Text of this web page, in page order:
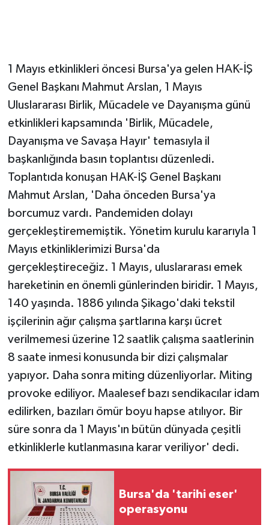
1 Mayıs etkinlikleri öncesi Bursa'ya gelen HAK-İŞ
Genel Başkanı Mahmut Arslan, 1 Mayıs
Uluslararası Birlik, Mücadele ve Dayanışma günü
etkinlikleri kapsamında 'Birlik, Mücadele,
Dayanışma ve Savaşa Hayır' temasıyla il
başkanlığında basın toplantısı düzenledi.
Toplantıda konuşan HAK-İŞ Genel Başkanı
Mahmut Arslan, 'Daha önceden Bursa'ya
borcumuz vardı. Pandemiden dolayı
gerçekleştirememiştik. Yönetim kurulu kararıyla 1
Mayıs etkinliklerimizi Bursa'da
gerçekleştireceğiz. 1 Mayıs, uluslararası emek
hareketinin en önemli günlerinden biridir. 1 Mayıs,
140 yaşında. 1886 yılında Şikago'daki tekstil
işçilerinin ağır çalışma şartlarına karşı ücret
verilmemesi üzerine 12 saatlik çalışma saatlerinin
8 saate inmesi konusunda bir dizi çalışmalar
yapıyor. Daha sonra miting düzenliyorlar. Miting
provoke ediliyor. Maalesef bazı sendikacılar idam
edilirken, bazıları ömür boyu hapse atılıyor. Bir
süre sonra da 1 Mayıs'ın bütün dünyada çeşitli
etkinliklerle kutlanmasına karar veriliyor' dedi.
Bursa'da 'tarihi eser'
operasyonu
Siyaset
Sokak Hayvanlarını Sahiplendirme
Spor
Vasıta
Yaşam